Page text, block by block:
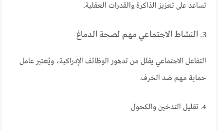
تساعد على تعزيز الذاكرة والقدرات العقلية.
3. النشاط الاجتماعي مهم لصحة الدماغ
التفاعل الاجتماعي يقلل من تدهور الوظائف الإدراكية، ويُعتبر عامل
حماية مهم ضد الخرف.
4. تقليل التدخين والكحول